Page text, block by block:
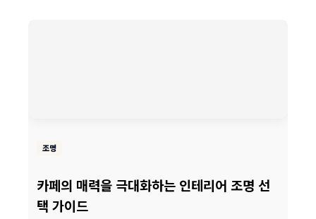
조명
카페의 매력을 극대화하는 인테리어 조명 선
택 가이드